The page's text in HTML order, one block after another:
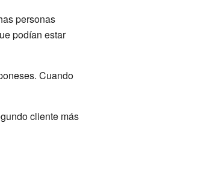
personas
podían estar
Cuando
cliente más